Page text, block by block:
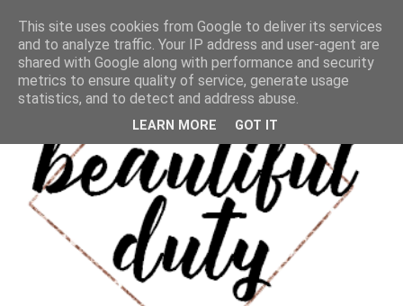
This site uses cookies from Google to deliver its services
and to analyze traffic. Your IP address and user-agent are
shared with Google along with performance and security
metrics to ensure quality of service, generate usage
statistics, and to detect and address abuse.
LEARN MORE GOT IT